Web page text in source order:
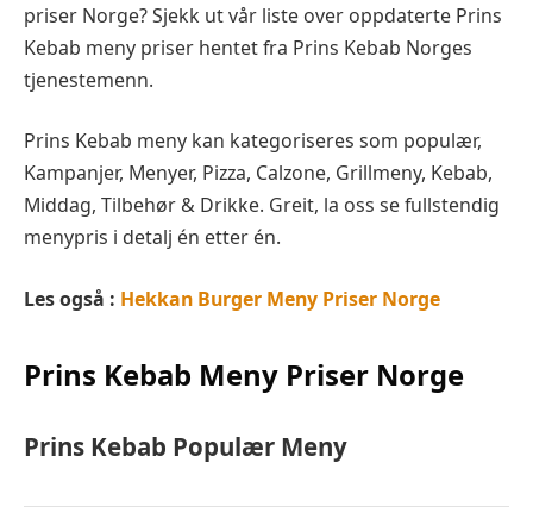
priser Norge? Sjekk ut vår liste over oppdaterte Prins
Kebab meny priser hentet fra Prins Kebab Norges
tjenestemenn.
Prins Kebab meny kan kategoriseres som populær,
Kampanjer, Menyer, Pizza, Calzone, Grillmeny, Kebab,
Middag, Tilbehør & Drikke. Greit, la oss se fullstendig
menypris i detalj én etter én.
Les også : Hekkan Burger Meny Priser Norge
Prins Kebab Meny Priser Norge
Prins Kebab Populær Meny